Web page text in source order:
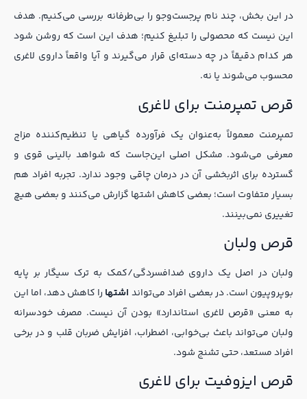
در این بخش، چند نام پرجست‌وجو را بی‌طرفانه بررسی می‌کنیم. هدف
این نیست که محصولی را تبلیغ کنیم؛ هدف این است که روشن شود
هر کدام دقیقاً در چه دسته‌ای قرار می‌گیرند و آیا واقعاً داروی لاغری
محسوب می‌شوند یا نه.
قرص تمپرمنت برای لاغری
تمپرمنت معمولاً به‌عنوان یک فرآورده گیاهی یا تنظیم‌کننده مزاج
معرفی می‌شود. مشکل اصلی این‌جاست که شواهد بالینی قوی و
گسترده برای اثربخشی آن در درمان چاقی وجود ندارد. تجربه افراد هم
بسیار متفاوت است؛ بعضی کاهش اشتها گزارش می‌کنند و بعضی هیچ
تغییری نمی‌بینند.
قرص ولبان
ولبان در اصل یک داروی ضدافسردگی/کمک به ترک سیگار بر پایه
بوپروپیون است. در بعضی افراد می‌توانداشتهارا کاهش دهد، اما این
به معنی «قرص لاغری استاندارد» بودن آن نیست. مصرف خودسرانه
ولبان می‌تواند باعث بی‌خوابی، اضطراب، افزایش ضربان قلب و در برخی
افراد مستعد، حتی تشنج شود.
قرص ایزوفیت برای لاغری